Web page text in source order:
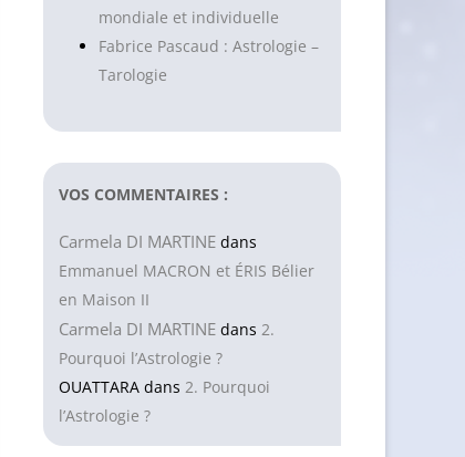
mondiale et individuelle
Fabrice Pascaud : Astrologie –
Tarologie
VOS COMMENTAIRES :
Carmela DI MARTINE dans
Emmanuel MACRON et ÉRIS Bélier
en Maison II
Carmela DI MARTINE dans 2.
Pourquoi l’Astrologie ?
OUATTARA dans 2. Pourquoi
l’Astrologie ?